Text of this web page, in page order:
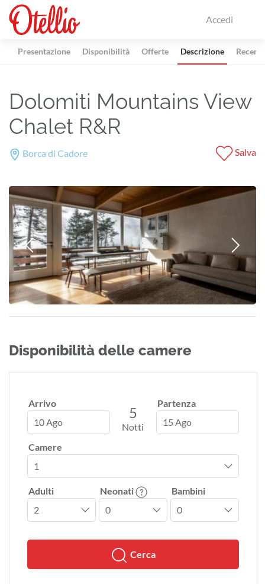
Accedi
Presentazione Disponibilità Offerte Descrizione
Dolomiti Mountains View
Chalet R&R
Borca di Cadore Salva
Disponibilità delle camere
Arrivo
10 Ago
5
Notti
Partenza
15 Ago
Camere
Adulti Neonati Bambini
Cerca